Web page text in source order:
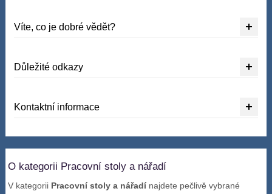
Víte, co je dobré vědět?
Důležité odkazy
Kontaktní informace
O kategorii Pracovní stoly a nářadí
V kategorii Pracovní stoly a nářadínajdete pečlivě vybrané